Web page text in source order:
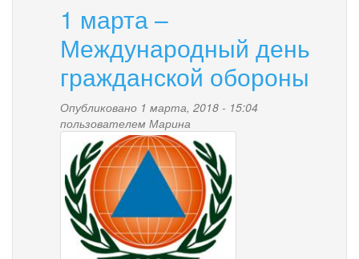
1 марта –
Международный день
гражданской обороны
Опубликовано 1 марта, 2018 - 15:04
пользователем Марина
1.jpg